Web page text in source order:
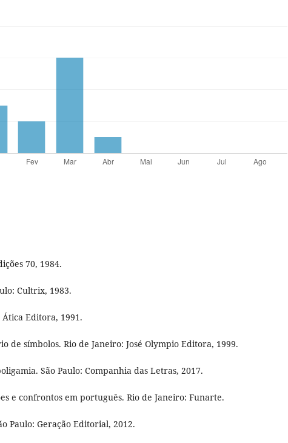
70, 1984.
Cultrix, 1983.
Editora, 1991.
de símbolos. Rio de Janeiro: José Olympio Editora, 1999.
São Paulo: Companhia das Letras, 2017.
e confrontos em português. Rio de Janeiro: Funarte.
Paulo: Geração Editorial, 2012.